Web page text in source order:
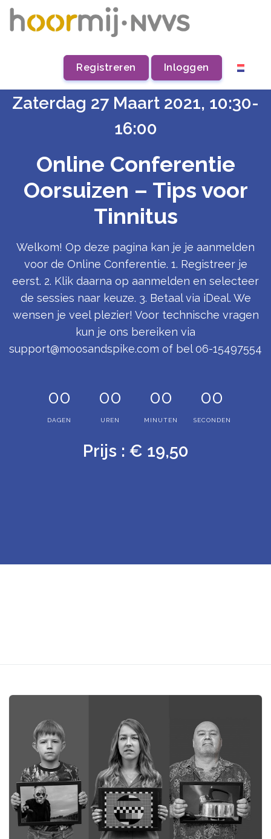
Registreren Inloggen
Zaterdag 27 Maart 2021, 10:30-
16:00
Online Conferentie
Oorsuizen – Tips voor
Tinnitus
Welkom! Op deze pagina kan je je aanmelden
voor de Online Conferentie. 1. Registreer je
eerst. 2. Klik daarna op aanmelden en selecteer
de sessies naar keuze. 3. Betaal via iDeal. We
wensen je veel plezier! Voor technische vragen
kun je ons bereiken via
support@moosandspike.com of bel 06-15497554
00
DAGEN
00
UREN
00
MINUTEN
00
SECONDEN
Prijs : € 19,50